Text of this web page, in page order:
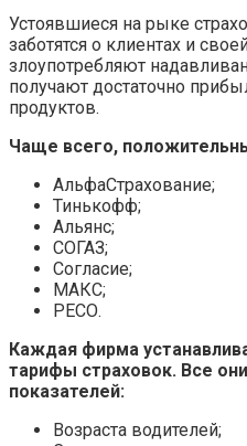
Устоявшиеся на рыке
заботятся о клиентах и
злоупотребляют
получают достаточно
продуктов.
Чаще всего,
АльфаСтрахование;
Тинькофф;
Альянс;
СОГАЗ;
Согласие;
МАКС;
РЕСО.
Каждая фирма
тарифы страховок. Все
показателей:
Возраста водителей;